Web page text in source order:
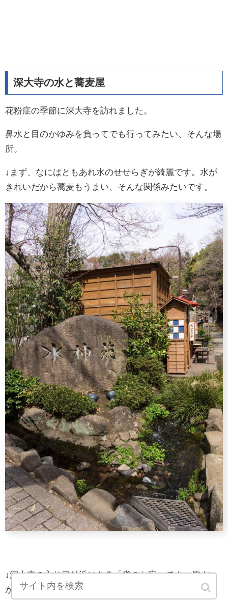
深大寺の水と蕎麦屋
花粉症の季節に深大寺を訪れました。
鼻水と目のかゆみを負ってでも行ってみたい、そんな場
所。
↓まず、なにはともあれ水のせせらぎが綺麗です。水が
きれいだから蕎麦もうまい、そんな関係みたいです。
↓深大寺の入り口付近にある「雀のお宿」です。佇まい
が趣深いですねぇ。